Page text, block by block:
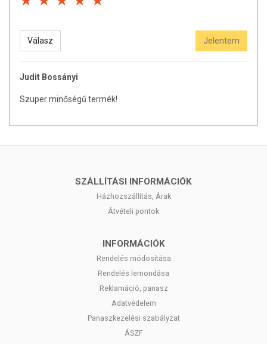
Válasz Jelentem
Judit Bossányi
Szuper minőségű termék!
SZÁLLÍTÁSI INFORMÁCIÓK
Házhozszállítás, Árak
Átvételi pontok
INFORMÁCIÓK
Rendelés módosítása
Rendelés lemondása
Reklamáció, panasz
Adatvédelem
Panaszkezelési szabályzat
ÁSZF